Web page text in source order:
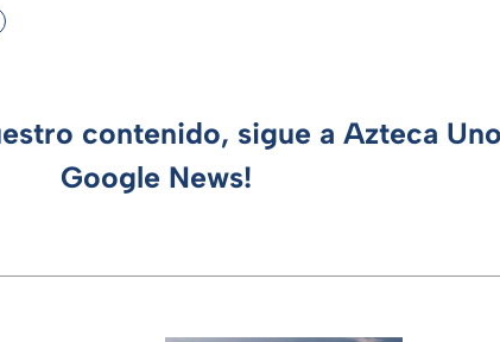
contenido, sigue a Azteca
Google News!